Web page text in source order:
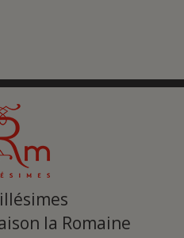
la Romaine